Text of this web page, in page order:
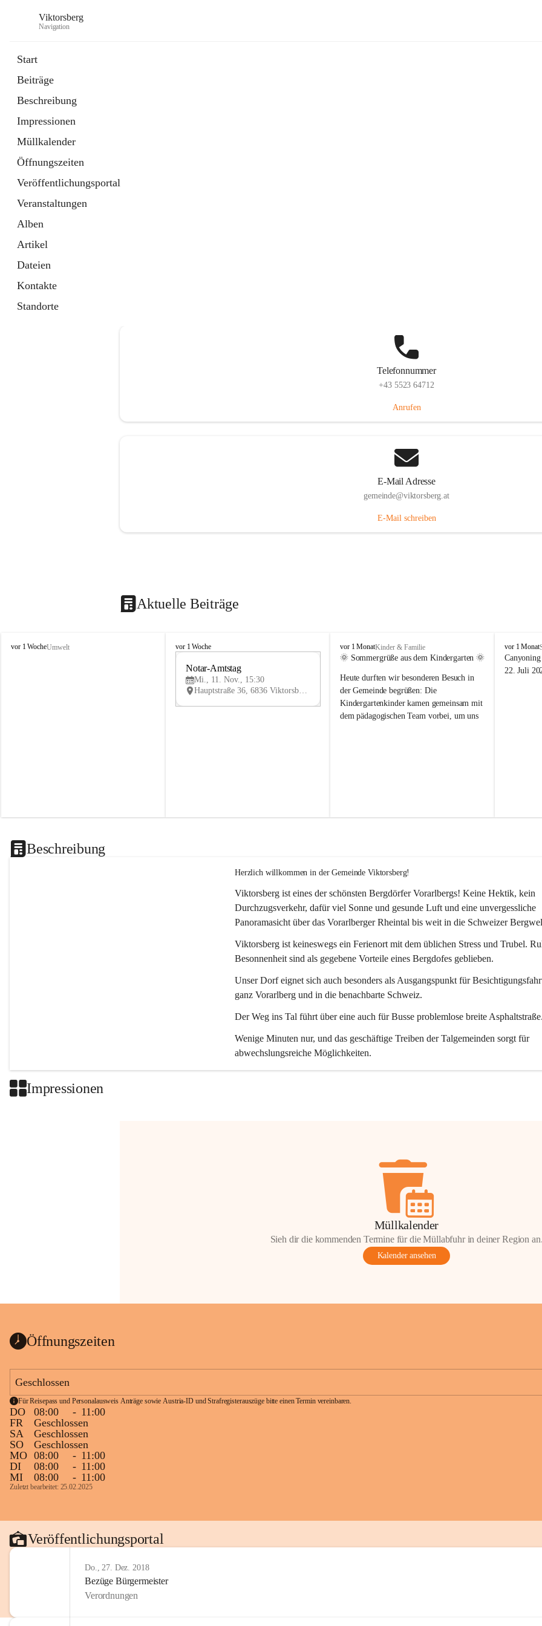
Viktorsberg
Navigation
Start
Beiträge
Beschreibung
Impressionen
Müllkalender
Öffnungszeiten
Veröffentlichungsportal
Veranstaltungen
Alben
Artikel
Dateien
Kontakte
Standorte
Telefonnummer
+43 5523 64712
Anrufen
E-Mail Adresse
gemeinde@viktorsberg.at
E-Mail schreiben
Aktuelle Beiträge
V
vor 1 WocheUmwelt
V
vor 1 Woche
V
Notar-Amtstag
Mi., 11. Nov., 15:30
Hauptstraße 36, 6836 Viktorsberg, AUT
V
i
t
o
r
s
vor 1 MonatKinder & Familie
🌞 Sommergrüße aus dem Kindergarten 🌞
Heute durften wir besonderen Besuch in
der Gemeinde begrüßen: Die
Kindergartenkinder kamen gemeinsam mit
dem pädagogischen Team vorbei, um uns
V
i
k
vor 1 Monat
22. Juli
Beschreibung
Herzlich willkommen in der Gemeinde Viktorsberg!
Viktorsberg ist eines der schönsten Bergdörfer Vorarlbergs! Keine Hektik, kein
Durchzugsverkehr, dafür viel Sonne und gesunde Luft und eine unvergessliche
Panoramasicht über das Vorarlberger Rheintal bis weit in die Schweizer
Viktorsberg ist keineswegs ein Ferienort mit dem üblichen Stress und Trubel.
Besonnenheit sind als gegebene Vorteile eines Bergdofes geblieben.
Unser Dorf eignet sich auch besonders als Ausgangspunkt für
ganz Vorarlberg und in die benachbarte Schweiz.
Der Weg ins Tal führt über eine auch für Busse problemlose breite
Wenige Minuten nur, und das geschäftige Treiben der Talgemeinden sorgt für
abwechslungsreiche Möglichkeiten.
Impressionen
Müllkalender
Sieh dir die kommenden Termine für die Müllabfuhr in deiner Region
Kalender ansehen
Öffnungszeiten
Geschlossen
Für Reisepass und Personalausweis Anträge sowie Austria-ID und Strafregisterauszüge bitte einen Termin vereinbaren.
DO 08:00 - 11:00
FR
Geschlossen
SA
Geschlossen
SO
Geschlossen
MO 08:00 - 11:00
DI
08:00 - 11:00
MI
08:00 - 11:00
Zuletzt bearbeitet: 25.02.2025
Veröffentlichungsportal
Do., 27. Dez. 2018
Bezüge Bürgermeister
Verordnungen